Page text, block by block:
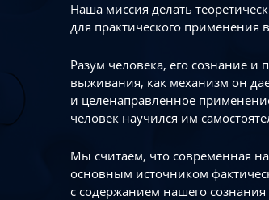
Наша миссия делать
для практического
Разум человека, его сознание и
выживания, как механизм он
и целенаправленное
человек научился им
Мы считаем, что современная
основным источником
с содержанием нашего